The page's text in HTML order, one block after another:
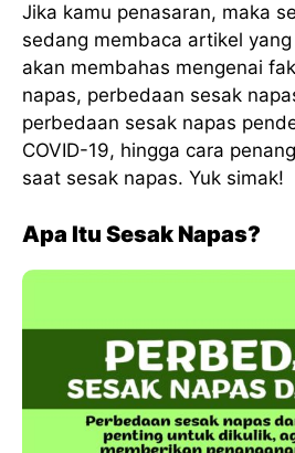
Jika kamu penasaran, maka
sedang membaca artikel
akan membahas mengenai
napas, perbedaan sesak
perbedaan sesak napas
COVID-19, hingga cara
saat sesak napas. Yuk simak!
Apa Itu Sesak Napas?